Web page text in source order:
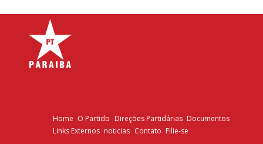
Home O Partido Direções Partidárias Documentos
Links Externos noticias Contato Filie-se